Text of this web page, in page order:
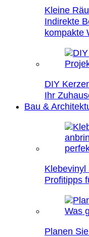
Kleine
Indirekte
kompakte
DIY
Ihr
Bau &
Klebevinyl
Profitipps
Planen